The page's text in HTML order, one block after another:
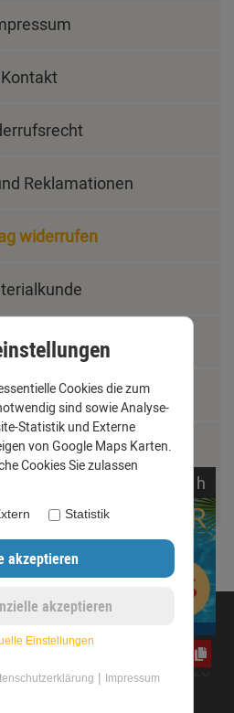
Kontakt
Reklamationen
widerrufen
Jobs
Installationshilfen
shop.de
h
Shopsoftware © 2009-2026
Cookies die zum
sind sowie Analyse-
Statistik und Externe
von Google Maps Karten.
Cookies Sie zulassen
Statistik
Einstellungen
| Impressum